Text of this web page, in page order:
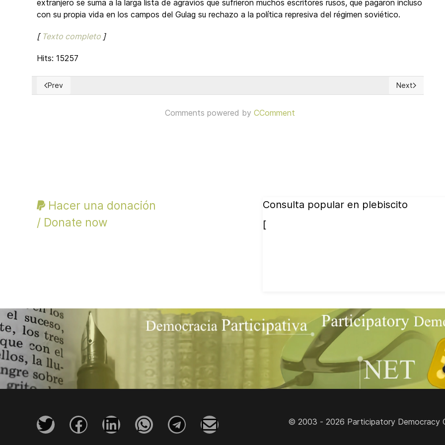
extranjero se suma a la larga lista de agravios que sufrieron muchos escritores rusos, que pagaron incluso
con su propia vida en los campos del Gulag su rechazo a la política represiva del régimen soviético.
[ Texto completo ]
Hits: 15257
Previous article: Herejes
Prev Next article:
Next
Comments powered byCComment
Hacer una donación
/ Donate now
Consulta popular en plebiscito
[
© 2003 - 2026 Participatory Democracy